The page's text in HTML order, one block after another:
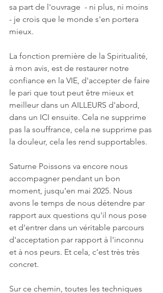
sa part de l'ouvrage  - ni plus, ni moins
- je crois que le monde s'en portera
mieux.
La fonction première de la Spiritualité,
à mon avis, est de restaurer notre
confiance en la VIE, d'accepter de faire
le pari que tout peut être mieux et
meilleur dans un AILLEURS d'abord,
dans un ICI ensuite. Cela ne supprime
pas la souffrance, cela ne supprime pas
la douleur, cela les rend supportables.
Saturne Poissons va encore nous
accompagner pendant un bon
moment, jusqu'en mai 2025. Nous
avons le temps de nous détendre par
rapport aux questions qu'il nous pose
et d'entrer dans un véritable parcours
d'acceptation par rapport à l'inconnu
et à nos peurs. Et cela, c'est très très
concret.
Sur ce chemin, toutes les techniques